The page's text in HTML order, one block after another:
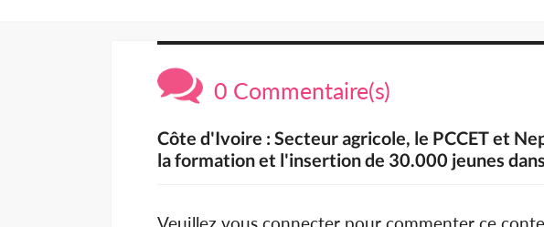
0 Commentaire(s)
Côte d'Ivoire : Secteur agricole, le PCCET et
la formation et l'insertion de 30.000 jeunes